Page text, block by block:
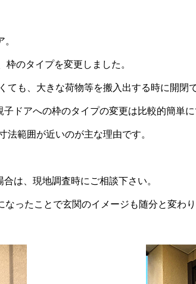
のタイプを変更しました。
も、大きな荷物等を搬入出する時に開閉
ドアへの枠のタイプの変更は比較的簡単に
法範囲が近いのが主な理由です。
は、現地調査時にご相談下さい。
ったことで玄関のイメージも随分と変わり